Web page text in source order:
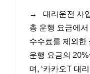
→
대리운전 사
총 운행 요금에
수수료를 제외한
운행 요금의
며, ‘카카오T 대